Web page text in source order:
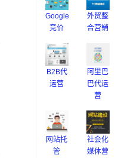
Google
竞价
外贸整
合营销
B2B代
运营
阿里巴
巴代运
营
网站托
管
社会化
媒体营